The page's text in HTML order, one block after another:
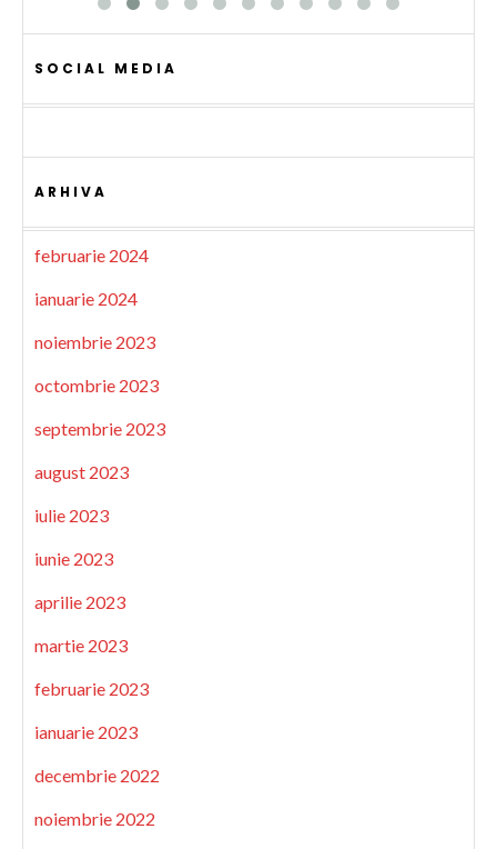
SOCIAL MEDIA
ARHIVA
februarie 2024
ianuarie 2024
noiembrie 2023
octombrie 2023
septembrie 2023
august 2023
iulie 2023
iunie 2023
aprilie 2023
martie 2023
februarie 2023
ianuarie 2023
decembrie 2022
noiembrie 2022